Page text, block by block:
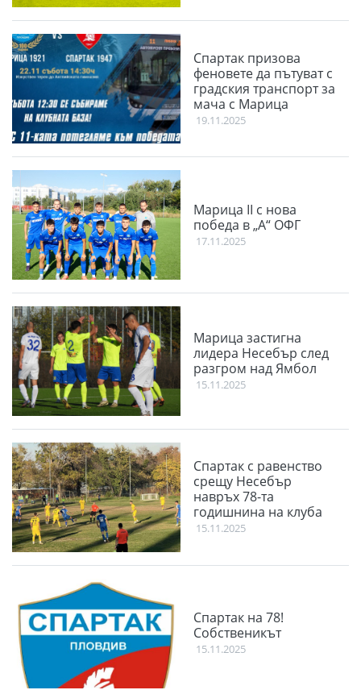
Спартак призова
феновете да пътуват с
градския транспорт за
мача с Марица
19.11.2025
Марица II с нова
победа в „А“ ОФГ
17.11.2025
Марица застигна
лидера Несебър след
разгром над Ямбол
15.11.2025
Спартак с равенство
срещу Несебър
навръх 78-та
годишнина на клуба
15.11.2025
Спартак на 78!
Собственикът
15.11.2025